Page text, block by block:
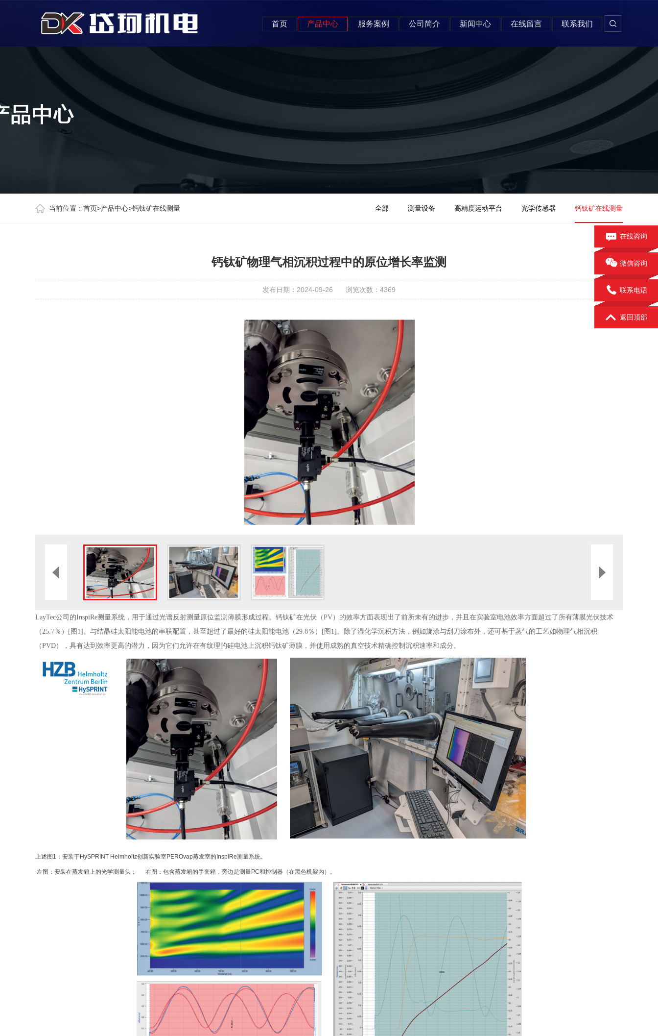
首页 产品中心 服务案例 公司简介 新闻中心 在线留言 联系我们
当前位置： 首页>产品中心>钙钛矿在线测量 全部 测量设备 高精度运动平台 光学传感器 钙钛矿在线测量
钙钛矿物理气相沉积过程中的原位增长率监测
发布日期：2024-09-26 浏览次数： 4369
LayTec公司的InspiRe测量系统，用于通过光谱反射测量原位监测薄膜形成过程。钙钛矿在光伏（PV）的效率方面表现出了前所未有的进步，并且在实验室电池效率方面超过了所有薄膜光伏技术
（25.7％）[图1]。与结晶硅太阳能电池的串联配置，甚至超过了最好的硅太阳能电池（29.8％）[图1]。除了湿化学沉积方法，例如旋涂与刮刀涂布外，还可基于蒸气的工艺如物理气相沉积
（PVD），具有达到效率更高的潜力，因为它们允许在有纹理的硅电池上沉积钙钛矿薄膜，并使用成熟的真空技术精确控制沉积速率和成分。
上述图1：安装于HySPRINT Helmholtz创新实验室PEROvap蒸发室的InspiRe测量系统。
左图：安装在蒸发箱上的光学测量头； 右图：包含蒸发箱的手套箱，旁边是测量PC和控制器（在黑色机架内）。
在线咨询
微信咨询
联系电话
返回顶部